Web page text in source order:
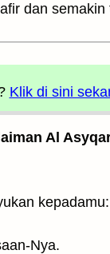
dan
Klik di sini
Al
Nya.